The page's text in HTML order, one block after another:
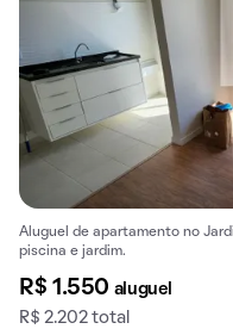
Aluguel de apartamento no
piscina e jardim.
R$ 1.550 aluguel
R$ 2.202 total